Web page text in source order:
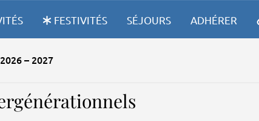
FESTIVITÉS SÉJOURS ADHÉRER
– 2027